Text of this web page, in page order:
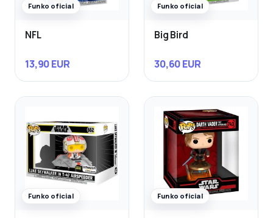
Funko oficial
NFL
13,90 EUR
Funko oficial
Big Bird
30,60 EUR
Funko oficial Funko oficial